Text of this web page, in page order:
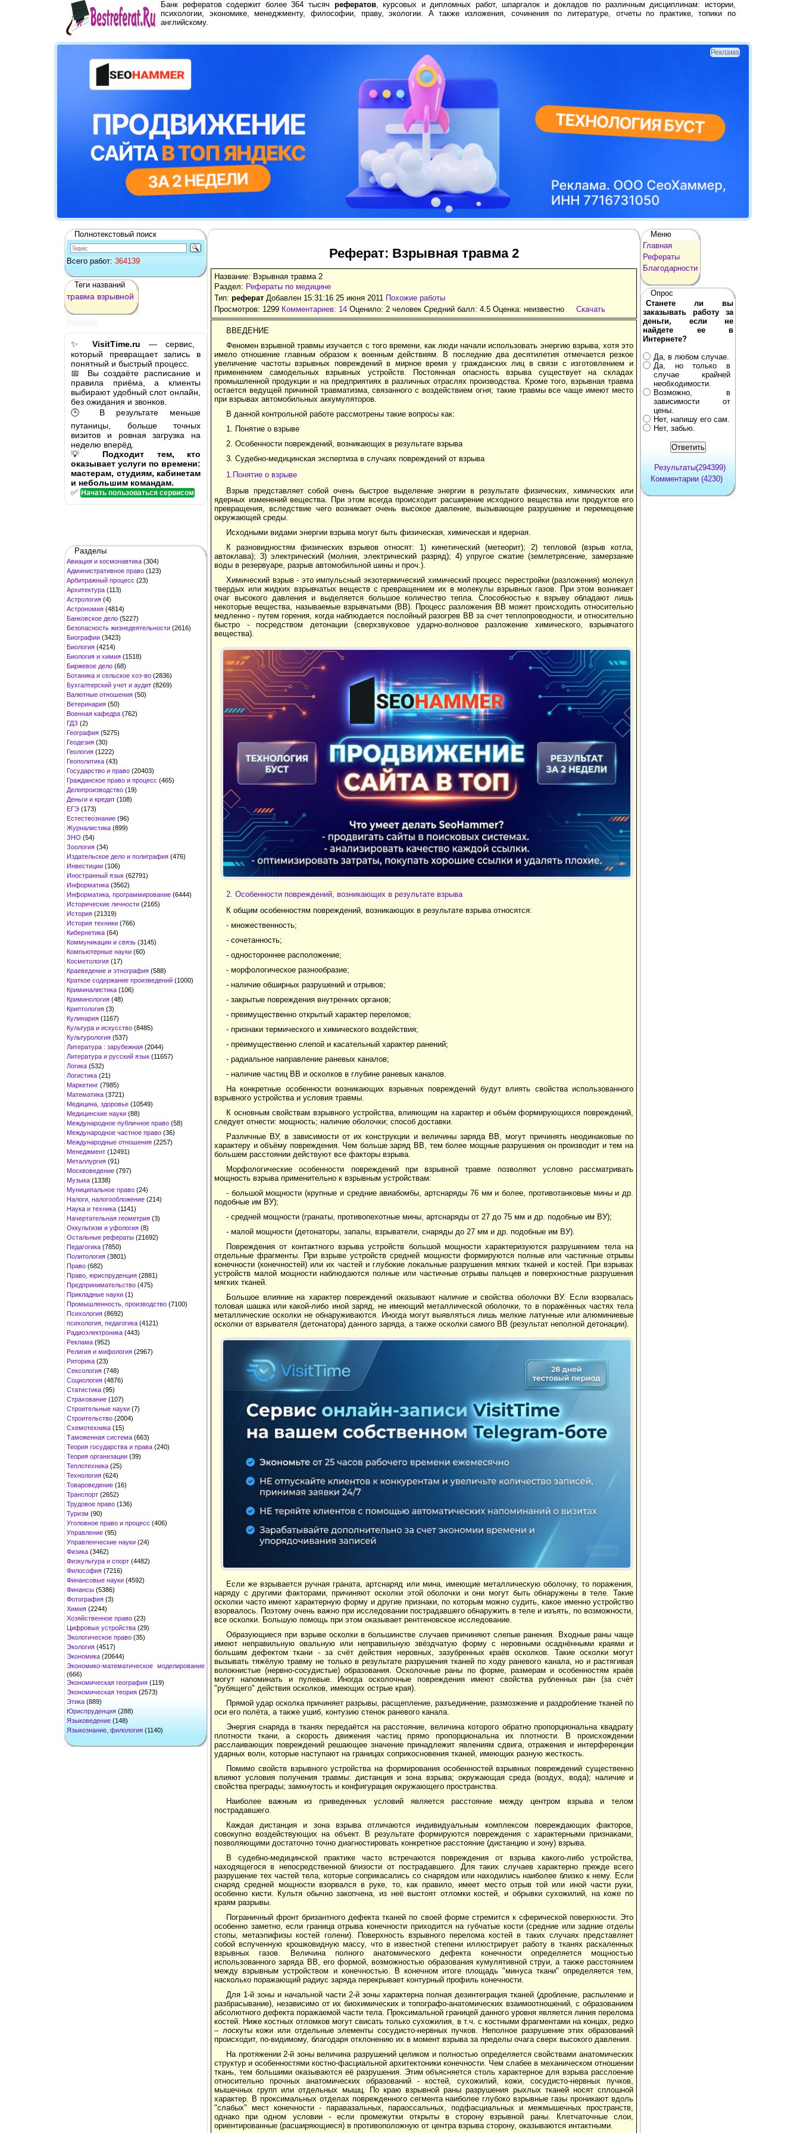
Банк рефератов содержит более 364 тысяч рефератов, курсовых и дипломных работ, шпаргалок и докладов по различным дисциплинам: истории,
психологии, экономике, менеджменту, философии, праву, экологии. А также изложения, сочинения по литературе, отчеты по практике, топики по
английскому.
Реклама
Полнотекстовый поиск
Всего работ: 364139
Теги названий
травма взрывной
✨ VisitTime.ru — сервис,
который превращает запись в
понятный и быстрый процесс.
📅 Вы создаёте расписание и
правила приёма, а клиенты
выбирают удобный слот онлайн,
без ожидания и звонков.
🕒 В результате меньше
путаницы, больше точных
визитов и ровная загрузка на
неделю вперёд.
💡 Подходит тем, кто
оказывает услуги по времени:
мастерам, студиям, кабинетам
и небольшим командам.
✅ Начать пользоваться сервисом
Разделы
Авиация и космонавтика (304)
Административное право (123)
Арбитражный процесс (23)
Архитектура (113)
Астрология (4)
Астрономия (4814)
Банковское дело (5227)
Безопасность жизнедеятельности (2616)
Биографии (3423)
Биология (4214)
Биология и химия (1518)
Биржевое дело (68)
Ботаника и сельское хоз-во (2836)
Бухгалтерский учет и аудит (8269)
Валютные отношения (50)
Ветеринария (50)
Военная кафедра (762)
ГДЗ (2)
География (5275)
Геодезия (30)
Геология (1222)
Геополитика (43)
Государство и право (20403)
Гражданское право и процесс (465)
Делопроизводство (19)
Деньги и кредит (108)
ЕГЭ (173)
Естествознание (96)
Журналистика (899)
ЗНО (54)
Зоология (34)
Издательское дело и полиграфия (476)
Инвестиции (106)
Иностранный язык (62791)
Информатика (3562)
Информатика, программирование (6444)
Исторические личности (2165)
История (21319)
История техники (766)
Кибернетика (64)
Коммуникации и связь (3145)
Компьютерные науки (60)
Косметология (17)
Краеведение и этнография (588)
Краткое содержание произведений (1000)
Криминалистика (106)
Криминология (48)
Криптология (3)
Кулинария (1167)
Культура и искусство (8485)
Культурология (537)
Литература : зарубежная (2044)
Литература и русский язык (11657)
Логика (532)
Логистика (21)
Маркетинг (7985)
Математика (3721)
Медицина, здоровье (10549)
Медицинские науки (88)
Международное публичное право (58)
Международное частное право (36)
Международные отношения (2257)
Менеджмент (12491)
Металлургия (91)
Москвоведение (797)
Музыка (1338)
Муниципальное право (24)
Налоги, налогообложение (214)
Наука и техника (1141)
Начертательная геометрия (3)
Оккультизм и уфология (8)
Остальные рефераты (21692)
Педагогика (7850)
Политология (3801)
Право (682)
Право, юриспруденция (2881)
Предпринимательство (475)
Прикладные науки (1)
Промышленность, производство (7100)
Психология (8692)
психология, педагогика (4121)
Радиоэлектроника (443)
Реклама (952)
Религия и мифология (2967)
Риторика (23)
Сексология (748)
Социология (4876)
Статистика (95)
Страхование (107)
Строительные науки (7)
Строительство (2004)
Схемотехника (15)
Таможенная система (663)
Теория государства и права (240)
Теория организации (39)
Теплотехника (25)
Технология (624)
Товароведение (16)
Транспорт (2652)
Трудовое право (136)
Туризм (90)
Уголовное право и процесс (406)
Управление (95)
Управленческие науки (24)
Физика (3462)
Физкультура и спорт (4482)
Философия (7216)
Финансовые науки (4592)
Финансы (5386)
Фотография (3)
Химия (2244)
Хозяйственное право (23)
Цифровые устройства (29)
Экологическое право (35)
Экология (4517)
Экономика (20644)
Экономико-математическое моделирование
(666)
Экономическая география (119)
Экономическая теория (2573)
Этика (889)
Юриспруденция (288)
Языковедение (148)
Языкознание, филология (1140)
Реферат: Взрывная травма 2
Название: Взрывная травма 2
Раздел: Рефераты по медицине
Тип: реферат Добавлен 15:31:16 25 июня 2011 Похожие работы
Просмотров: 1299 Комментариев: 14 Оценило: 2 человек Средний балл: 4.5 Оценка: неизвестно Скачать
ВВЕДЕНИЕ
Феномен взрывной травмы изучается с того времени, как люди начали использовать энергию взрыва, хотя это
имело отношение главным образом к военным действиям. В последние два десятилетия отмечается резкое
увеличение частоты взрывных повреждений в мирное время у гражданских лиц в связи с изготовлением и
применением самодельных взрывных устройств. Постоянная опасность взрыва существует на складах
промышленной продукции и на предприятиях в различных отраслях производства. Кроме того, взрывная травма
остается ведущей причиной травматизма, связанного с воздействием огня; такие травмы все чаще имеют место
при взрывах автомобильных аккумуляторов.
В данной контрольной работе рассмотрены такие вопросы как:
1. Понятие о взрыве
2. Особенности повреждений, возникающих в результате взрыва
3. Судебно-медицинская экспертиза в случаях повреждений от взрыва
1.Понятие о взрыве
Взрыв представляет собой очень быстрое выделение энергии в результате физических, химических или
ядерных изменений вещества. При этом всегда происходит расширение исходного вещества или продуктов его
превращения, вследствие чего возникает очень высокое давление, вызывающее разрушение и перемещение
окружающей среды.
Исходными видами энергии взрыва могут быть физическая, химическая и ядерная.
К разновидностям физических взрывов относят: 1) кинетический (метеорит); 2) тепловой (взрыв котла,
автоклава); 3) электрический (молния, электрический разряд); 4) упругое сжатие (землетрясение, замерзание
воды в резервуаре, разрыв автомобильной шины и проч.).
Химический взрыв - это импульсный экзотермический химический процесс перестройки (разложения) молекул
твердых или жидких взрывчатых веществ с превращением их в молекулы взрывных газов. При этом возникает
очаг высокого давления и выделяется большое количество тепла. Способностью к взрыву обладают лишь
некоторые вещества, называемые взрывчатыми (ВВ). Процесс разложения ВВ может происходить относительно
медленно - путем горения, когда наблюдается послойный разогрев ВВ за счет теплопроводности, и относительно
быстро - посредством детонации (сверхзвуковое ударно-волновое разложение химического, взрывчатого
вещества).
Реклама
2. Особенности повреждений, возникающих в результате взрыва
К общим особенностям повреждений, возникающих в результате взрыва относятся:
- множественность;
- сочетанность;
- одностороннее расположение;
- морфологическое разнообразие;
- наличие обширных разрушений и отрывов;
- закрытые повреждения внутренних органов;
- преимущественно открытый характер переломов;
- признаки термического и химического воздействия;
- преимущественно слепой и касательный характер ранений;
- радиальное направление раневых каналов;
- наличие частиц ВВ и осколков в глубине раневых каналов.
На конкретные особенности возникающих взрывных повреждений будут влиять свойства использованного
взрывного устройства и условия травмы.
К основным свойствам взрывного устройства, влияющим на характер и объём формирующихся повреждений,
следует отнести: мощность; наличие оболочки; способ доставки.
Различные ВУ, в зависимости от их конструкции и величины заряда ВВ, могут причинять неодинаковые по
характеру и объёму повреждения. Чем больше заряд ВВ, тем более мощные разрушения он производит и тем на
большем расстоянии действуют все факторы взрыва.
Морфологические особенности повреждений при взрывной травме позволяют условно рассматривать
мощность взрыва применительно к взрывным устройствам:
- большой мощности (крупные и средние авиабомбы, артснаряды 76 мм и более, противотанковые мины и др.
подобные им ВУ);
- средней мощности (гранаты, противопехотные мины, артснаряды от 27 до 75 мм и др. подобные им ВУ);
- малой мощности (детонаторы, запалы, взрыватели, снаряды до 27 мм и др. подобные им ВУ).
Повреждения от контактного взрыва устройств большой мощности характеризуются разрушением тела на
отдельные фрагменты. При взрыве устройств средней мощности формируются полные или частичные отрывы
конечности (конечностей) или их частей и глубокие локальные разрушения мягких тканей и костей. При взрывах
устройств малой мощности наблюдаются полные или частичные отрывы пальцев и поверхностные разрушения
мягких тканей.
Большое влияние на характер повреждений оказывают наличие и свойства оболочки ВУ. Если взорвалась
толовая шашка или какой-либо иной заряд, не имеющий металлической оболочки, то в поражённых частях тела
металлические осколки не обнаруживаются. Иногда могут выявляться лишь мелкие латунные или алюминиевые
осколки от взрывателя (детонатора) данного заряда, а также осколки самого ВВ (результат неполной детонации).
Реклама
Если же взрывается ручная граната, артснаряд или мина, имеющие металлическую оболочку, то поражения,
наряду с другими факторами, причиняют осколки этой оболочки и они могут быть обнаружены в теле. Такие
осколки часто имеют характерную форму и другие признаки, по которым можно судить, какое именно устройство
взорвалось. Поэтому очень важно при исследовании пострадавшего обнаружить в теле и изъять, по возможности,
все осколки. Большую помощь при этом оказывает рентгеновское исследование.
Образующиеся при взрыве осколки в большинстве случаев причиняют слепые ранения. Входные раны чаще
имеют неправильную овальную или неправильную звёздчатую форму с неровными осаднёнными краями и
большим дефектом ткани - за счёт действия неровных, зазубренных краёв осколков. Такие осколки могут
вызывать тяжёлую травму не только в результате разрушения тканей по ходу раневого канала, но и растягивая
волокнистые (нервно-сосудистые) образования. Осколочные раны по форме, размерам и особенностям краёв
могут напоминать и пулевые. Иногда осколочные повреждения имеют свойства рубленных ран (за счёт
"рубящего" действия осколков, имеющих острые края).
Прямой удар осколка причиняет разрывы, расщепление, разъединение, размозжение и раздробление тканей по
оси его полёта, а также ушиб, контузию стенок раневого канала.
Энергия снаряда в тканях передаётся на расстояние, величина которого обратно пропорциональна квадрату
плотности ткани, а скорость движения частиц прямо пропорциональна их плотности. В происхождении
расслаивающих повреждений решающее значение принадлежит явлениям сдвига, отражения и интерференции
ударных волн, которые наступают на границах соприкосновения тканей, имеющих разную жесткость.
Помимо свойств взрывного устройства на формирования особенностей взрывных повреждений существенно
влияют условия получения травмы: дистанция и зона взрыва; окружающая среда (воздух, вода); наличие и
свойства преграды; замкнутость и конфигурация окружающего пространства.
Наиболее важным из приведенных условий является расстояние между центром взрыва и телом
пострадавшего.
Каждая дистанция и зона взрыва отличаются индивидуальным комплексом повреждающих факторов,
совокупно воздействующих на объект. В результате формируются повреждения с характерными признаками,
позволяющими достаточно точно диагностировать конкретное расстояние (дистанцию и зону) взрыва.
В судебно-медицинской практике часто встречаются повреждения от взрыва какого-либо устройства,
находящегося в непосредственной близости от пострадавшего. Для таких случаев характерно прежде всего
разрушение тех частей тела, которые соприкасались со снарядом или находились наиболее близко к нему. Если
снаряд средней мощности взорвался в руке, то, как правило, имеет место отрыв той или иной части руки,
особенно кисти. Культя обычно закопчена, из неё выстоят отломки костей, и обрывки сухожилий, на коже по
краям разрывы.
Пограничный фронт бризантного дефекта тканей по своей форме стремится к сферической поверхности. Это
особенно заметно, если граница отрыва конечности приходится на губчатые кости (средние или задние отделы
стопы, метаэпифизы костей голени). Поверхность взрывного перелома костей в таких случаях представляет
собой вспученную крошковидную массу, что в известной степени иллюстрирует работу в тканях раскаленных
взрывных газов. Величина полного анатомического дефекта конечности определяется мощностью
использованного заряда ВВ, его формой, возможностью образования кумулятивной струи, а также расстоянием
между взрывным устройством и конечностью. В конечном итоге площадь "минуса ткани" определяется тем,
насколько поражающий радиус заряда перекрывает контурный профиль конечности.
Для 1-й зоны и начальной части 2-й зоны характерна полная дезинтеграция тканей (дробление, распыление и
разбрасывание), независимо от их биохимических и топографо-анатомических взаимоотношений, с образованием
абсолютного дефекта поражаемой части тела. Проксимальной границей данного уровня является линия перелома
костей. Ниже костных отломков могут свисать только сухожилия, в т.ч. с костными фрагментами на концах, редко
– лоскуты кожи или отдельные элементы сосудисто-нервных пучков. Неполное разрушение этих образований
происходит, по-видимому, благодаря отклонению их в момент взрыва за пределы очага сверх высокого давления.
На протяжении 2-й зоны величина разрушений целиком и полностью определяется свойствами анатомических
структур и особенностями костно-фасциальной архитектоники конечности. Чем слабее в механическом отношении
ткань, тем большими оказываются её разрушения. Этим объясняется столь характерное для взрыва расслоение
относительно прочных анатомических образований - костей, сухожилий, кожи, сосудисто-нервных пучков,
мышечных групп или отдельных мышц. По краю взрывной раны разрушения рыхлых тканей носят сплошной
характер. В проксимальных отделах поврежденного сегмента наиболее глубоко взрывные газы проникают вдоль
"слабых" мест конечности - паравазальных, параоссальных, подфасциальных и межмышечных пространств,
однако при одном условии - если промежутки открыты в сторону взрывной раны. Клетчаточные слои,
ориентированные (расширяющиеся) в противоположную от центра взрыва сторону, оказываются интактными.
Меню
Главная
Рефераты
Благодарности
Опрос
Станете ли вы
заказывать работу за
деньги, если не
найдете ее в
Интернете?
Да, в любом случае.
Да, но только в
случае крайней
необходимости.
Возможно, в
зависимости от
цены.
Нет, напишу его сам.
Нет, забью.
Результаты(294399)
Комментарии (4230)